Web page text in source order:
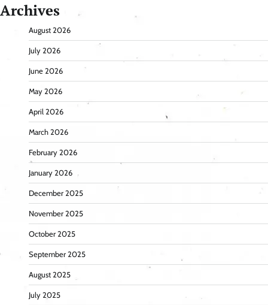
Archives
August 2026
July 2026
June 2026
May 2026
April 2026
March 2026
February 2026
January 2026
December 2025
November 2025
October 2025
September 2025
August 2025
July 2025